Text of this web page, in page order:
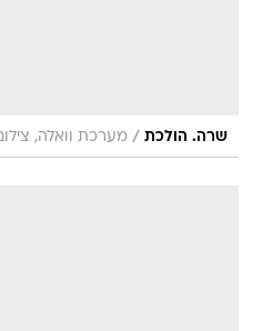
שרה. הולכת / מערכת וואלה,